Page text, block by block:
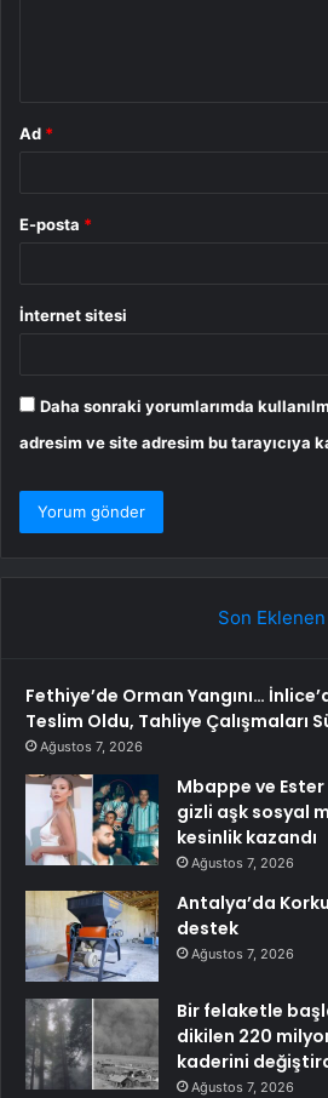
Ad *
E-posta *
İnternet sitesi
Daha sonraki yorumlarımda
adresim ve site adresim bu tarayıcıya
Son Eklenen
Fethiye’de Orman Yangını…
Teslim Oldu, Tahliye Çalışmaları
Ağustos 7, 2026
Mbappe ve
gizli aşk sosyal
kesinlik kazandı
Ağustos 7, 2026
Antalya’da
destek
Ağustos 7, 2026
Bir felaketle
dikilen 220
kaderini
Ağustos 7, 2026